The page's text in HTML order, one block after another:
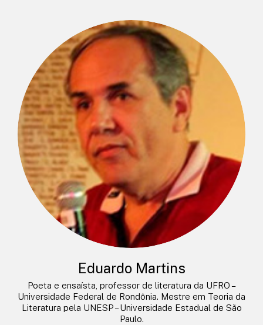
Eduardo Martins
Poeta e ensaísta, professor de literatura da UFRO –
Universidade Federal de Rondônia. Mestre em Teoria da
Literatura pela UNESP – Universidade Estadual de São
Paulo.